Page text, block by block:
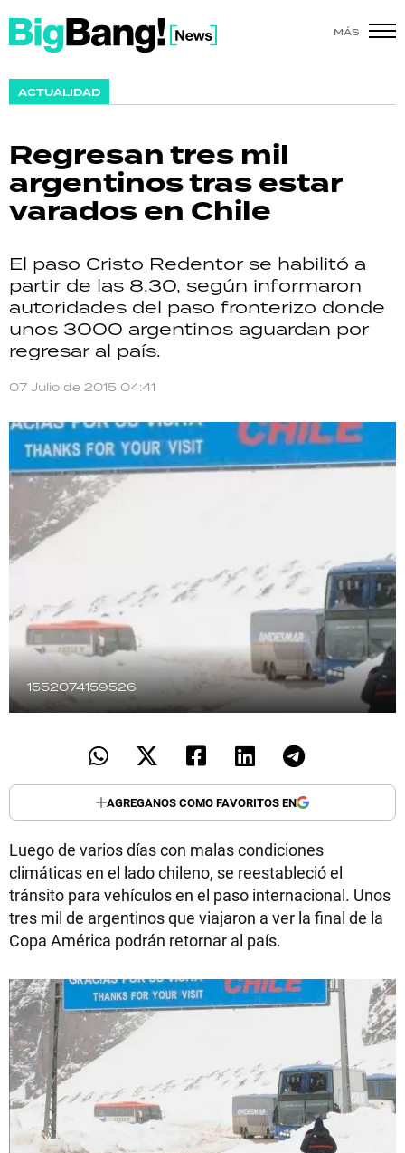
MÁS
ACTUALIDAD
Regresan tres mil
argentinos tras estar
varados en Chile
El paso Cristo Redentor se habilitó a
partir de las 8.30, según informaron
autoridades del paso fronterizo donde
unos 3000 argentinos aguardan por
regresar al país.
07 Julio de 2015 04:41
1552074159526
AGREGANOS COMO FAVORITOS EN
Luego de varios días con malas condiciones
climáticas en el lado chileno, se reestableció el
tránsito para vehículos en el paso internacional. Unos
tres mil de argentinos que viajaron a ver la final de la
Copa América podrán retornar al país.
SHOW
ACTUALIDAD
POLICIALES
ECONOMÍA
GRAN HERMANO
SALUD
DEPORTES
TECNOLOGÍA
RECETAS
PALABRAS
Seguinos